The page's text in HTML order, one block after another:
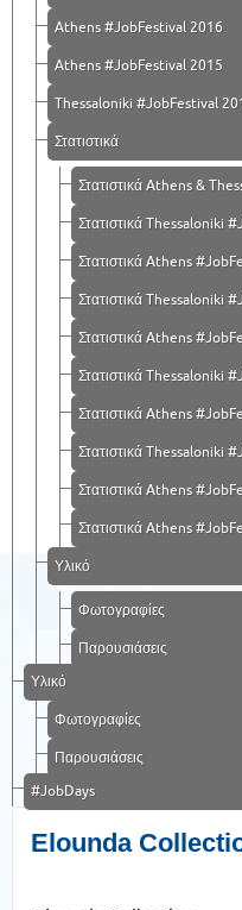
Athens #JobFestival 2016
Athens #JobFestival 2015
Thessaloniki #JobFestival
Στατιστικά
Στατιστικά Athens &
Στατιστικά Thessaloniki
Στατιστικά Athens
Στατιστικά Thessaloniki
Στατιστικά Athens
Στατιστικά Thessaloniki
Στατιστικά Athens
Στατιστικά Thessaloniki
Στατιστικά Athens
Στατιστικά Athens
Υλικό
Φωτογραφίες
Παρουσιάσεις
Υλικό
Φωτογραφίες
Παρουσιάσεις
#JobDays
Elounda